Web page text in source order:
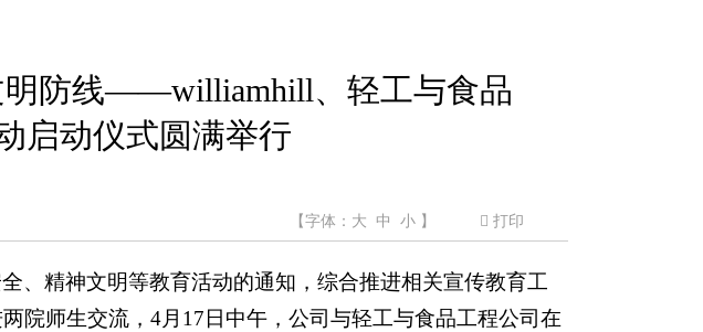
明防线——williamhill、轻工与食品
启动仪式圆满举行
打印
【字体： 大 中 小 】
、精神文明等教育活动的通知，综合推进相关宣传教育工
院师生交流，4月17日中午，公司与轻工与食品工程公司在